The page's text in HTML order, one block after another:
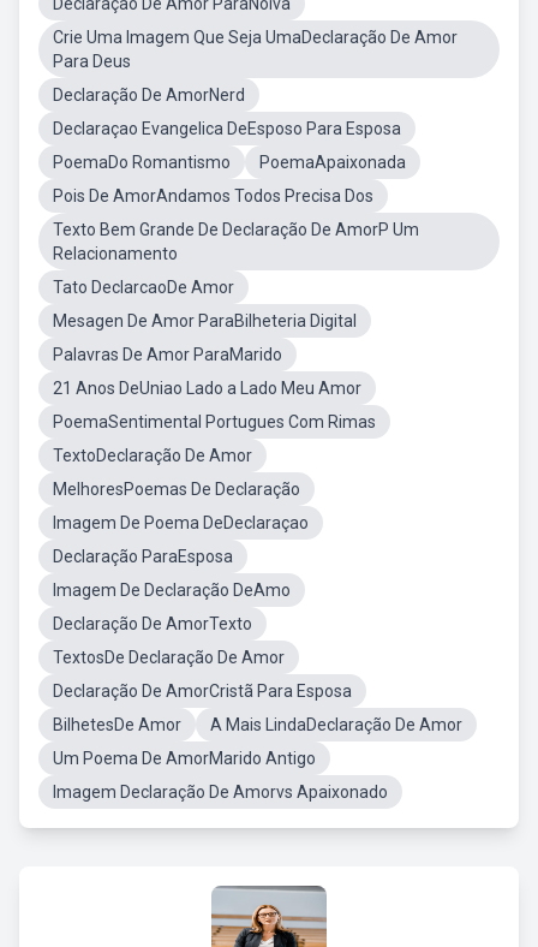
Crie Uma Imagem Que Seja UmaDeclaração De Amor
Para Deus
Declaração De AmorNerd
Declaraçao Evangelica DeEsposo Para Esposa
PoemaDo Romantismo
PoemaApaixonada
Pois De AmorAndamos Todos Precisa Dos
Texto Bem Grande De Declaração De AmorP Um
Relacionamento
Tato DeclarcaoDe Amor
Mesagen De Amor ParaBilheteria Digital
Palavras De Amor ParaMarido
21 Anos DeUniao Lado a Lado Meu Amor
PoemaSentimental Portugues Com Rimas
TextoDeclaração De Amor
MelhoresPoemas De Declaração
Imagem De Poema DeDeclaraçao
Declaração ParaEsposa
Imagem De Declaração DeAmo
Declaração De AmorTexto
TextosDe Declaração De Amor
Declaração De AmorCristã Para Esposa
BilhetesDe Amor
A Mais LindaDeclaração De Amor
Um Poema De AmorMarido Antigo
Imagem Declaração De Amorvs Apaixonado